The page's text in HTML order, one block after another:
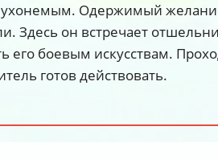
Одержимый
Здесь он встречает
его боевым искусствам.
готов действовать.